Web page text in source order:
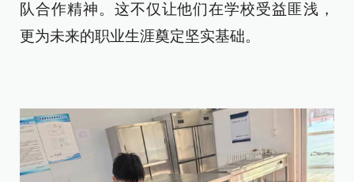
队合作精神。这不仅让他们在学校受益匪浅，
更为未来的职业生涯奠定坚实基础。